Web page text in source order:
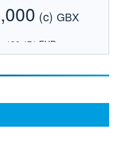
DE BOURSE
(c) GBX
138,471 EUR